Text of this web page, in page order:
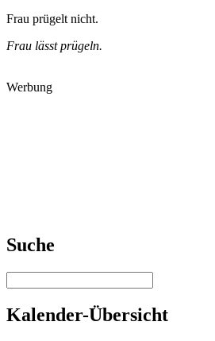
Frau prügelt nicht.
Frau lässt prügeln.
Werbung
Suche
Kalender-Übersicht